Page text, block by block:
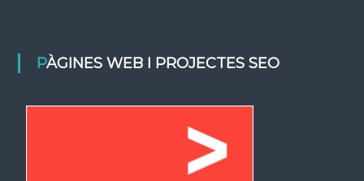
PÀGINES WEB I PROJECTES SEO